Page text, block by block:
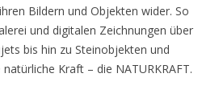
Bildern und Objekten wider. So
und digitalen Zeichnungen über
bis hin zu Steinobjekten und
Kraft – die NATURKRAFT.